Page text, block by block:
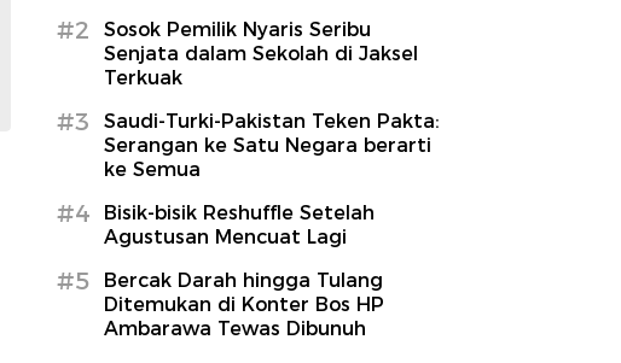
#2
Sosok Pemilik Nyaris Seribu
Senjata dalam Sekolah di Jaksel
Terkuak
#3
Saudi-Turki-Pakistan Teken Pakta:
Serangan ke Satu Negara berarti
ke Semua
#4
Bisik-bisik Reshuffle Setelah
Agustusan Mencuat Lagi
#5
Bercak Darah hingga Tulang
Ditemukan di Konter Bos HP
Ambarawa Tewas Dibunuh